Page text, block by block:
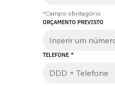
*Campo obritagório
ORÇAMENTO PREVISTO
TELEFONE *